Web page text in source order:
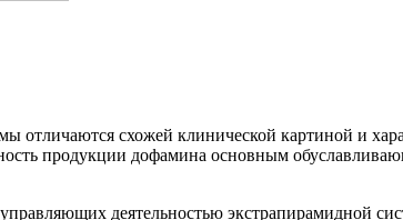
схожей клинической картиной и
продукции дофамина основным
деятельностью экстрапирамидной